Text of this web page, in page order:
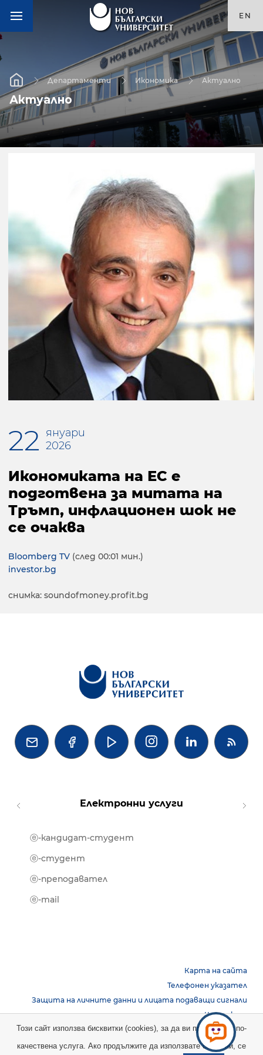
EN
Департаменти Икономика Актуално
Актуално
22 януари
2026
Икономиката на ЕС е
подготвена за митата на
Тръмп, инфлационен шок не
се очаква
Bloomberg TV (след 00:01 мин.)
investor.bg
снимка: soundofmoney.profit.bg
   
Електронни услуги
ⓔ-кандидат-студент
ⓔ-студент
ⓔ-преподавател
ⓔ-mail
Карта на сайта
Телефонен указател
Защита на личните данни и лицата подаващи сигнали
Контакти
Copyright © 2026 НБУ. Всички права запазени.
Този сайт използва бисквитки (cookies), за да ви предостави по-
качествена услуга. Ако продължите да използвате сайта ни, се